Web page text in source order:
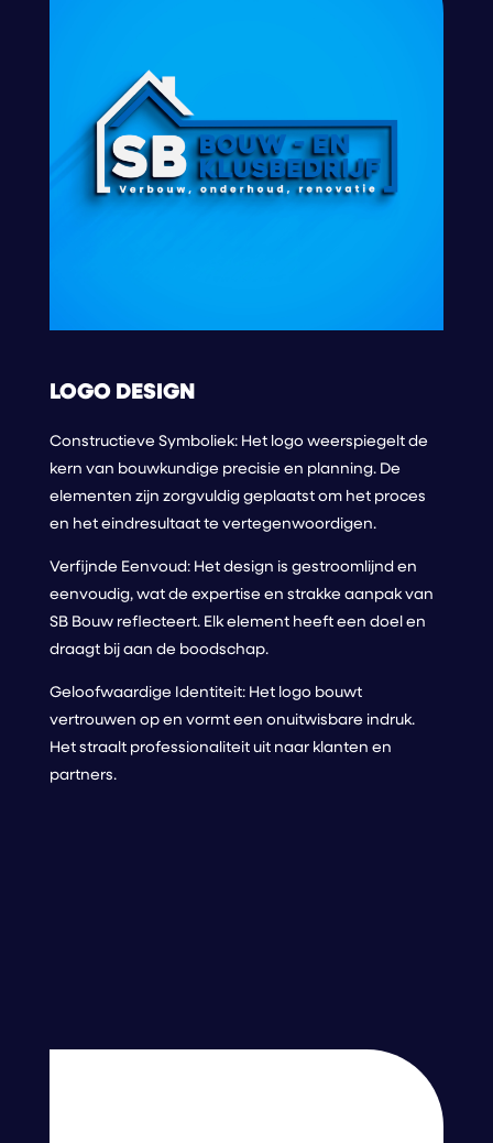
LOGO DESIGN
Constructieve Symboliek: Het logo weerspiegelt de
kern van bouwkundige precisie en planning. De
elementen zijn zorgvuldig geplaatst om het proces
en het eindresultaat te vertegenwoordigen.
Verfijnde Eenvoud: Het design is gestroomlijnd en
eenvoudig, wat de expertise en strakke aanpak van
SB Bouw reflecteert. Elk element heeft een doel en
draagt bij aan de boodschap.
Geloofwaardige Identiteit: Het logo bouwt
vertrouwen op en vormt een onuitwisbare indruk.
Het straalt professionaliteit uit naar klanten en
partners.